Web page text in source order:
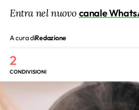
Entra nel nuovo canale
A cura diRedazione
2
CONDIVISIONI